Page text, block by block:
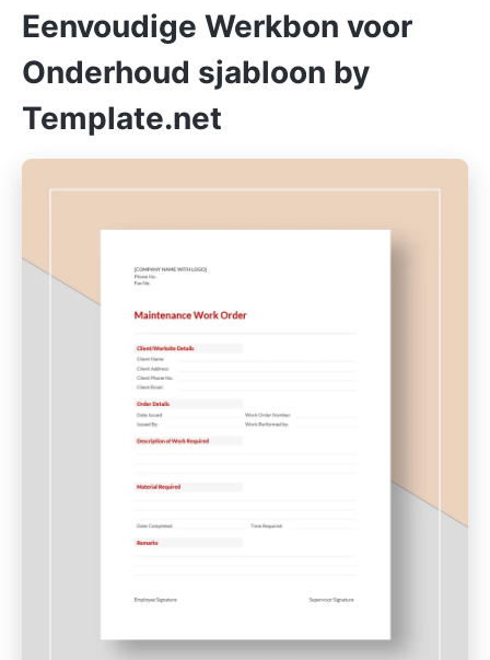
Eenvoudige Werkbon voor
Onderhoud sjabloon by
Template.net